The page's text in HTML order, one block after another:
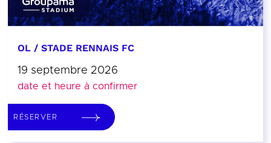
OL / STADE RENNAIS FC
19 septembre 2026
date et heure à confirmer
RÉSERVER